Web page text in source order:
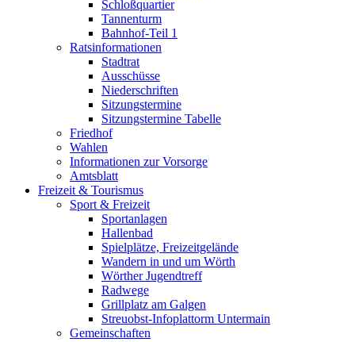
Schloßquartier
Tannenturm
Bahnhof-Teil 1
Ratsinformationen
Stadtrat
Ausschüsse
Niederschriften
Sitzungstermine
Sitzungstermine Tabelle
Friedhof
Wahlen
Informationen zur Vorsorge
Amtsblatt
Freizeit & Tourismus
Sport & Freizeit
Sportanlagen
Hallenbad
Spielplätze, Freizeitgelände
Wandern in und um Wörth
Wörther Jugendtreff
Radwege
Grillplatz am Galgen
Streuobst-Infoplattorm Untermain
Gemeinschaften